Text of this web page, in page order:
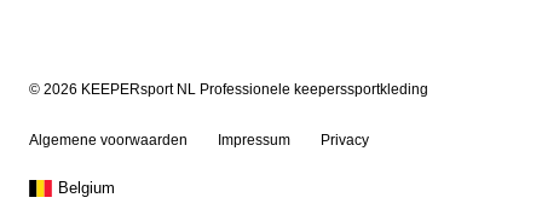
© 2026 KEEPERsport NL Professionele keeperssportkleding
Algemene voorwaarden Impressum Privacy
Belgium